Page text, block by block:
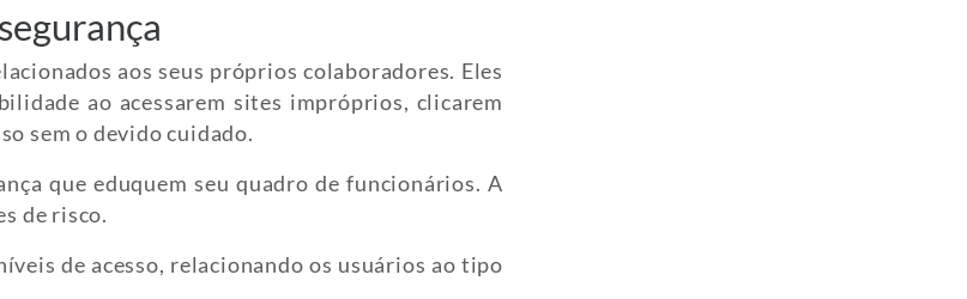
aos seus próprios colaboradores. Eles
ao acessarem sites impróprios, clicarem
sem o devido cuidado.
que eduquem seu quadro de funcionários. A
de risco.
de acesso, relacionando os usuários ao tipo